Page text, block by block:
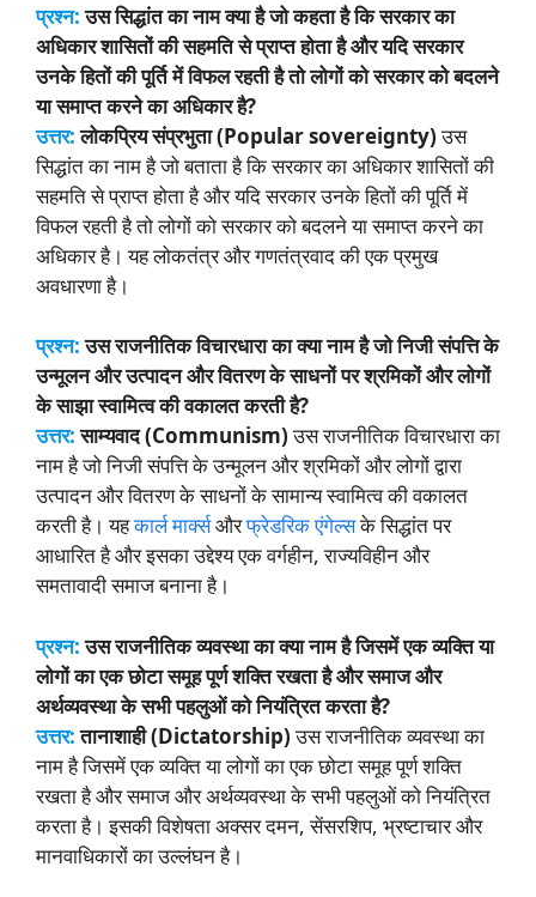
प्रश्न:उस सिद्धांत का नाम क्या है जो कहता है कि सरकार का
अधिकार शासितों की सहमति से प्राप्त होता है और यदि सरकार
उनके हितों की पूर्ति में विफल रहती है तो लोगों को सरकार को बदलने
या समाप्त करने का अधिकार है?
उत्तर: लोकप्रिय संप्रभुता (Popular sovereignty)उस
सिद्धांत का नाम है जो बताता है कि सरकार का अधिकार शासितों की
सहमति से प्राप्त होता है और यदि सरकार उनके हितों की पूर्ति में
विफल रहती है तो लोगों को सरकार को बदलने या समाप्त करने का
अधिकार है। यह लोकतंत्र और गणतंत्रवाद की एक प्रमुख
अवधारणा है।
प्रश्न:उस राजनीतिक विचारधारा का क्या नाम है जो निजी संपत्ति के
उन्मूलन और उत्पादन और वितरण के साधनों पर श्रमिकों और लोगों
के साझा स्वामित्व की वकालत करती है?
उत्तर: साम्यवाद (Communism)उस राजनीतिक विचारधारा का
नाम है जो निजी संपत्ति के उन्मूलन और श्रमिकों और लोगों द्वारा
उत्पादन और वितरण के साधनों के सामान्य स्वामित्व की वकालत
करती है। यहकार्ल मार्क्सऔरफ्रेडरिक एंगेल्सके सिद्धांत पर
आधारित है और इसका उद्देश्य एक वर्गहीन, राज्यविहीन और
समतावादी समाज बनाना है।
प्रश्न:उस राजनीतिक व्यवस्था का क्या नाम है जिसमें एक व्यक्ति या
लोगों का एक छोटा समूह पूर्ण शक्ति रखता है और समाज और
अर्थव्यवस्था के सभी पहलुओं को नियंत्रित करता है?
उत्तर: तानाशाही (Dictatorship)उस राजनीतिक व्यवस्था का
नाम है जिसमें एक व्यक्ति या लोगों का एक छोटा समूह पूर्ण शक्ति
रखता है और समाज और अर्थव्यवस्था के सभी पहलुओं को नियंत्रित
करता है। इसकी विशेषता अक्सर दमन, सेंसरशिप, भ्रष्टाचार और
मानवाधिकारों का उल्लंघन है।